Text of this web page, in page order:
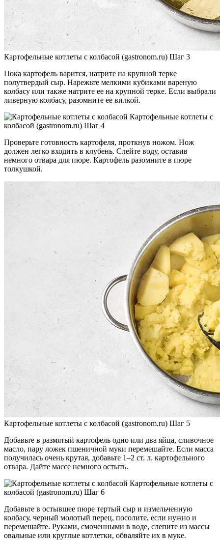
Картофельные котлеты с колбасой (gastronom.ru) Шаг 3
Пока картофель варится, натрите на крупной терке
полутвердый сыр. Нарежьте мелкими кубиками вареную
колбасу или также натрите ее на крупной терке. Если выбрали
ливерную колбасу, разомните ее вилкой.
Картофельные котлеты с
колбасой (gastronom.ru) Шаг 4
Проверьте готовность картофеля, проткнув ножом. Нож
должен легко входить в клубень. Слейте воду, оставив
немного отвара для пюре. Картофель разомните в пюре
толкушкой.
Картофельные котлеты с колбасой (gastronom.ru) Шаг 5
Добавьте в размятый картофель одно или два яйца, сливочное
масло, пару ложек пшеничной муки перемешайте. Если масса
получилась очень крутая, добавьте 1‒2 ст. л. картофельного
отвара. Дайте массе немного остыть.
Картофельные котлеты с
колбасой (gastronom.ru) Шаг 6
Добавьте в остывшее пюре тертый сыр и измельченную
колбасу, черный молотый перец, посолите, если нужно и
перемешайте. Руками, смоченными в воде, слепите из массы
овальные или круглые котлетки, обваляйте их в муке.